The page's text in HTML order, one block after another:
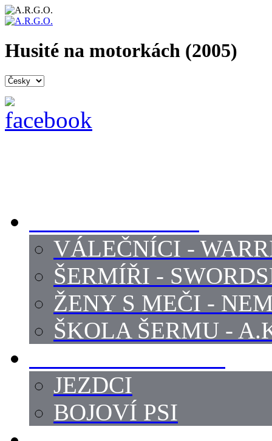
Husité na motorkách (2005)
VÁLEČNÍCI -
ŠERMÍŘI -
ŽENY S MEČI -
ŠKOLA ŠERMU -
JEZDCI
BOJOVÍ PSI